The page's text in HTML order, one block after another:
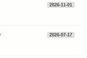
2026-11-01
2026-07-17